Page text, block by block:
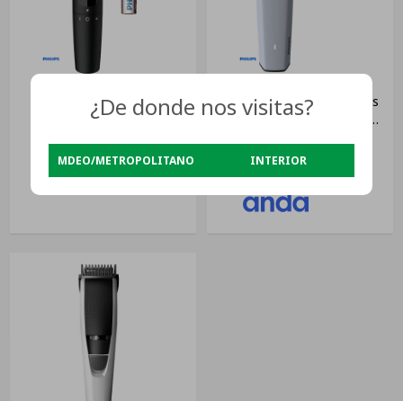
Recortador De Detalles
Philips Nt1650/16
USD32
Afeitadora Corporal Philips
Bodygroom Bg3005/01
USD69
¿De donde nos visitas?
MDEO/METROPOLITANO INTERIOR